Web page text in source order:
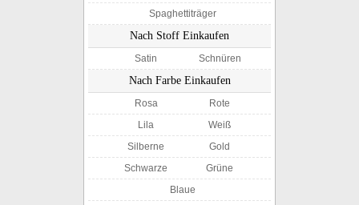
Spaghettiträger
Nach Stoff Einkaufen
Satin Schnüren
Nach Farbe Einkaufen
Rosa
Rote
Lila
Weiß
Silberne
Gold
Schwarze
Grüne
Blaue